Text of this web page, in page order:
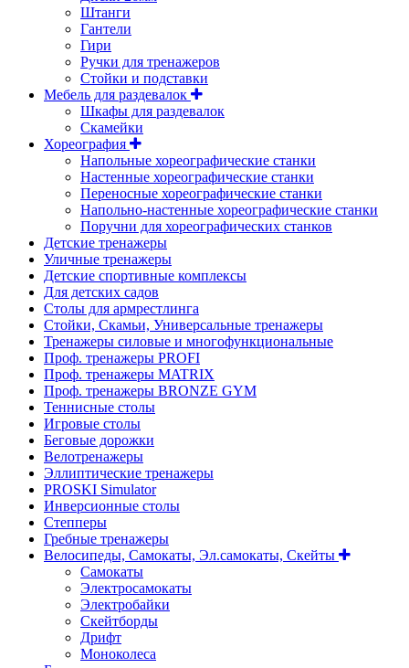
Штанги
Гантели
Гири
Ручки для тренажеров
Стойки и подставки
Мебель для раздевалок
Шкафы для раздевалок
Скамейки
Хореография
Напольные хореографические станки
Настенные хореографические станки
Переносные хореографические станки
Напольно-настенные хореографические станки
Поручни для хореографических станков
Детские тренажеры
Уличные тренажеры
Детские спортивные комплексы
Для детских садов
Столы для армрестлинга
Стойки, Скамьи, Универсальные тренажеры
Тренажеры силовые и многофункциональные
Проф. тренажеры PROFI
Проф. тренажеры MATRIX
Проф. тренажеры BRONZE GYM
Теннисные столы
Игровые столы
Беговые дорожки
Велотренажеры
Эллиптические тренажеры
PROSKI Simulator
Инверсионные столы
Степперы
Гребные тренажеры
Велосипеды, Самокаты, Эл.самокаты, Скейты
Самокаты
Электросамокаты
Электробайки
Скейтборды
Дрифт
Моноколеса